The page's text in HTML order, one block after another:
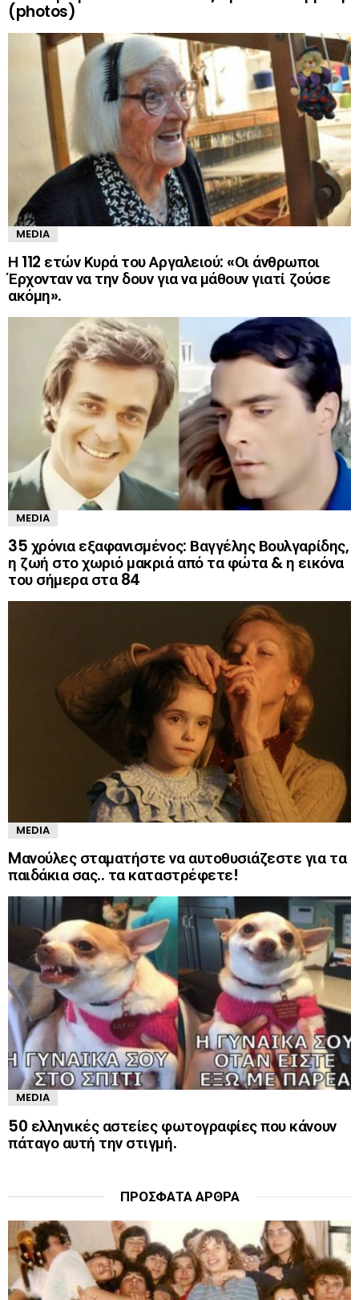
(photos)
MEDIA
Η 112 ετών Κυρά του Αργαλειού: «Οι άνθρωποι
Έρχονταν να την δουν για να μάθουν γιατί ζούσε
ακόμη».
MEDIA
35 χρόνια εξαφανισμένος: Βαγγέλης Βουλγαρίδης,
η ζωή στο χωριό μακριά από τα φώτα & η εικόνα
του σήμερα στα 84
MEDIA
Mανούλες σταματήστε να αυτοθυσιάζεστε για τα
παιδάκια σας.. τα καταστρέφετε!
MEDIA
50 ελληνικές αστείες φωτογραφίες που κάνουν
πάταγο αυτή την στιγμή.
ΠΡΌΣΦΑΤΑ ΆΡΘΡΑ